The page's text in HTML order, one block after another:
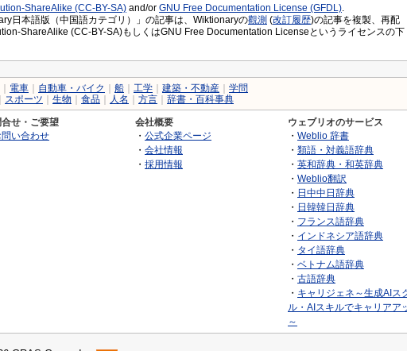
ShareAlike (CC-BY-SA) and/or GNU Free Documentation License (GFDL).
日本語版（中国語カテゴリ）」の記事は、Wiktionaryの觀測 (改訂履歴)の記事を複製、再配
ShareAlike (CC-BY-SA)もしくはGNU Free Documentation Licenseというライセンスの下
電車 自動車・バイク 船 工学 建築・不動産
学問
スポーツ 生物 食品 人名 方言 辞書・百科事典
合せ・ご要望
問い合わせ
会社概要
・ 公式企業ページ
・ 会社情報
・ 採用情報
ウェブリオのサービス
・ Weblio 辞書
・ 類語・対義語辞典
・ 英和辞典・和英辞典
・ Weblio翻訳
・ 日中中日辞典
・ 日韓韓日辞典
・ フランス語辞典
・ インドネシア語辞典
・ タイ語辞典
・ ベトナム語辞典
・ 古語辞典
・ キャリジェネ～生成AIス
ル・AIスキルでキャリアア
～